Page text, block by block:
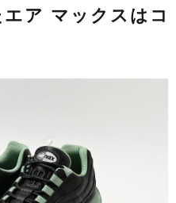
ア マックスはコ